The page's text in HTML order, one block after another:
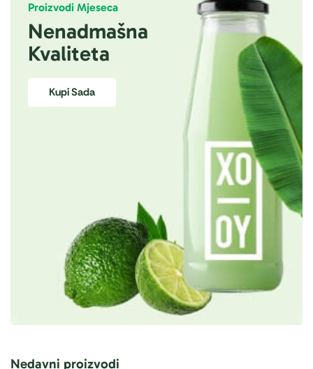
Proizvodi Mjeseca
Nenadmašna
Kvaliteta
Kupi Sada
Nedavni proizvodi